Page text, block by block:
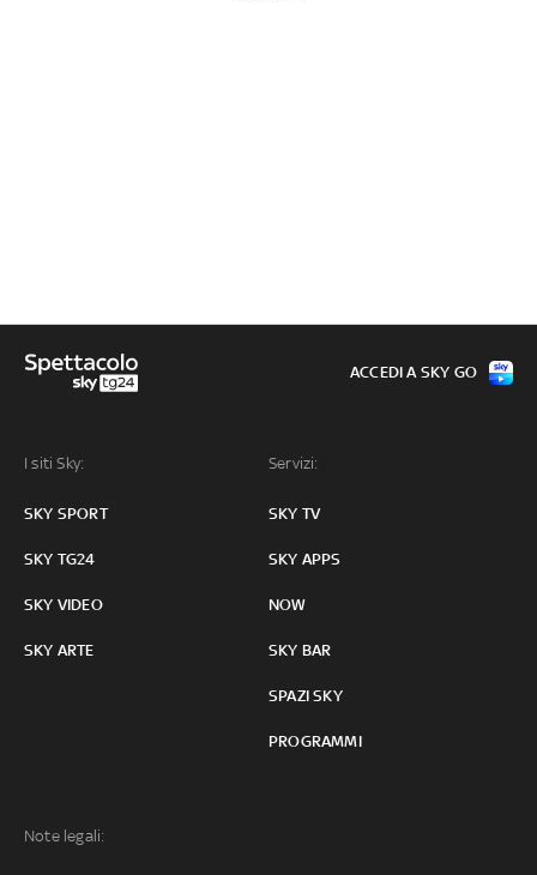
I siti Sky:
SKY SPORT
SKY TG24
SKY VIDEO
SKY ARTE
Servizi:
SKY TV
SKY APPS
NOW
SKY BAR
SPAZI SKY
PROGRAMMI
Note legali:
ACCEDI A SKY GO